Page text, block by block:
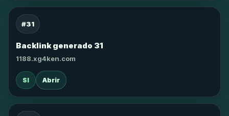
#31
Backlink generado 31
1188.xg4ken.com
SI Abrir